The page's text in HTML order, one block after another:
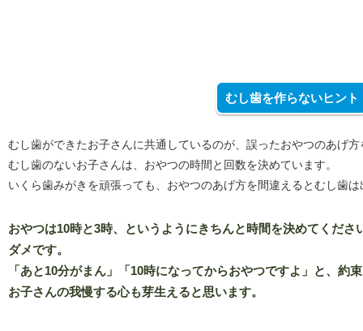
むし歯を作らないヒント
むし歯ができたお子さんに共通しているのが、誤ったおやつのあげ
むし歯のないお子さんは、おやつの時間と回数を決めています。
いくら歯みがきを頑張っても、おやつのあげ方を間違えるとむし歯
おやつは10時と3時、というようにきちんと時間を決めてくださ
ダメです。
「あと10分がまん」「10時になってからおやつですよ」と、約
お子さんの我慢する心も芽生えると思います。